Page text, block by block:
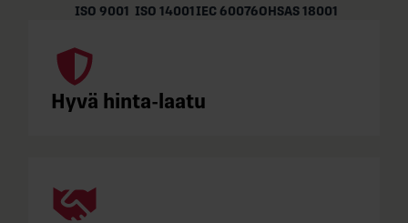
ISO 9001 ISO 14001IEC 60076OHSAS 18001
Hyvä hinta-laatu